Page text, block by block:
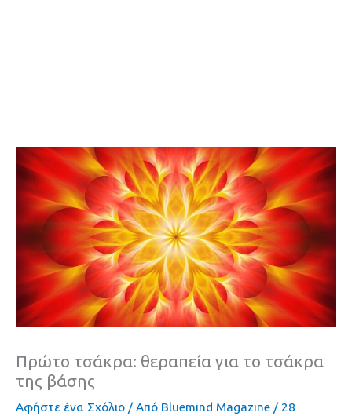
Πρώτο τσάκρα: θεραπεία για το τσάκρα
της βάσης
Αφήστε ένα Σχόλιο / Από Bluemind Magazine / 28